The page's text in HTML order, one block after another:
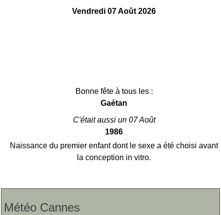
Vendredi 07 Août 2026
Bonne fête à tous les :
Gaétan
C'était aussi un 07 Août
1986
Naissance du premier enfant dont le sexe a été choisi avant
la conception in vitro.
Météo Cannes